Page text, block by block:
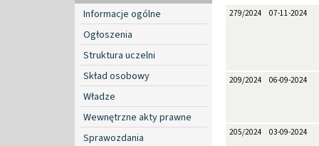
Informacje ogólne
Ogłoszenia
Struktura uczelni
Skład osobowy
Władze
Wewnętrzne akty prawne
Sprawozdania
279/2024 07-11-2024
209/2024 06-09-2024
205/2024 03-09-2024